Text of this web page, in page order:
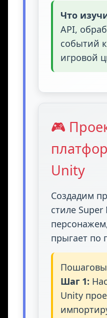
Что
API,
событий
игровой
🎮
Unity
Создадим
стиле Super
прыгает по
Шаг 1:
Unity